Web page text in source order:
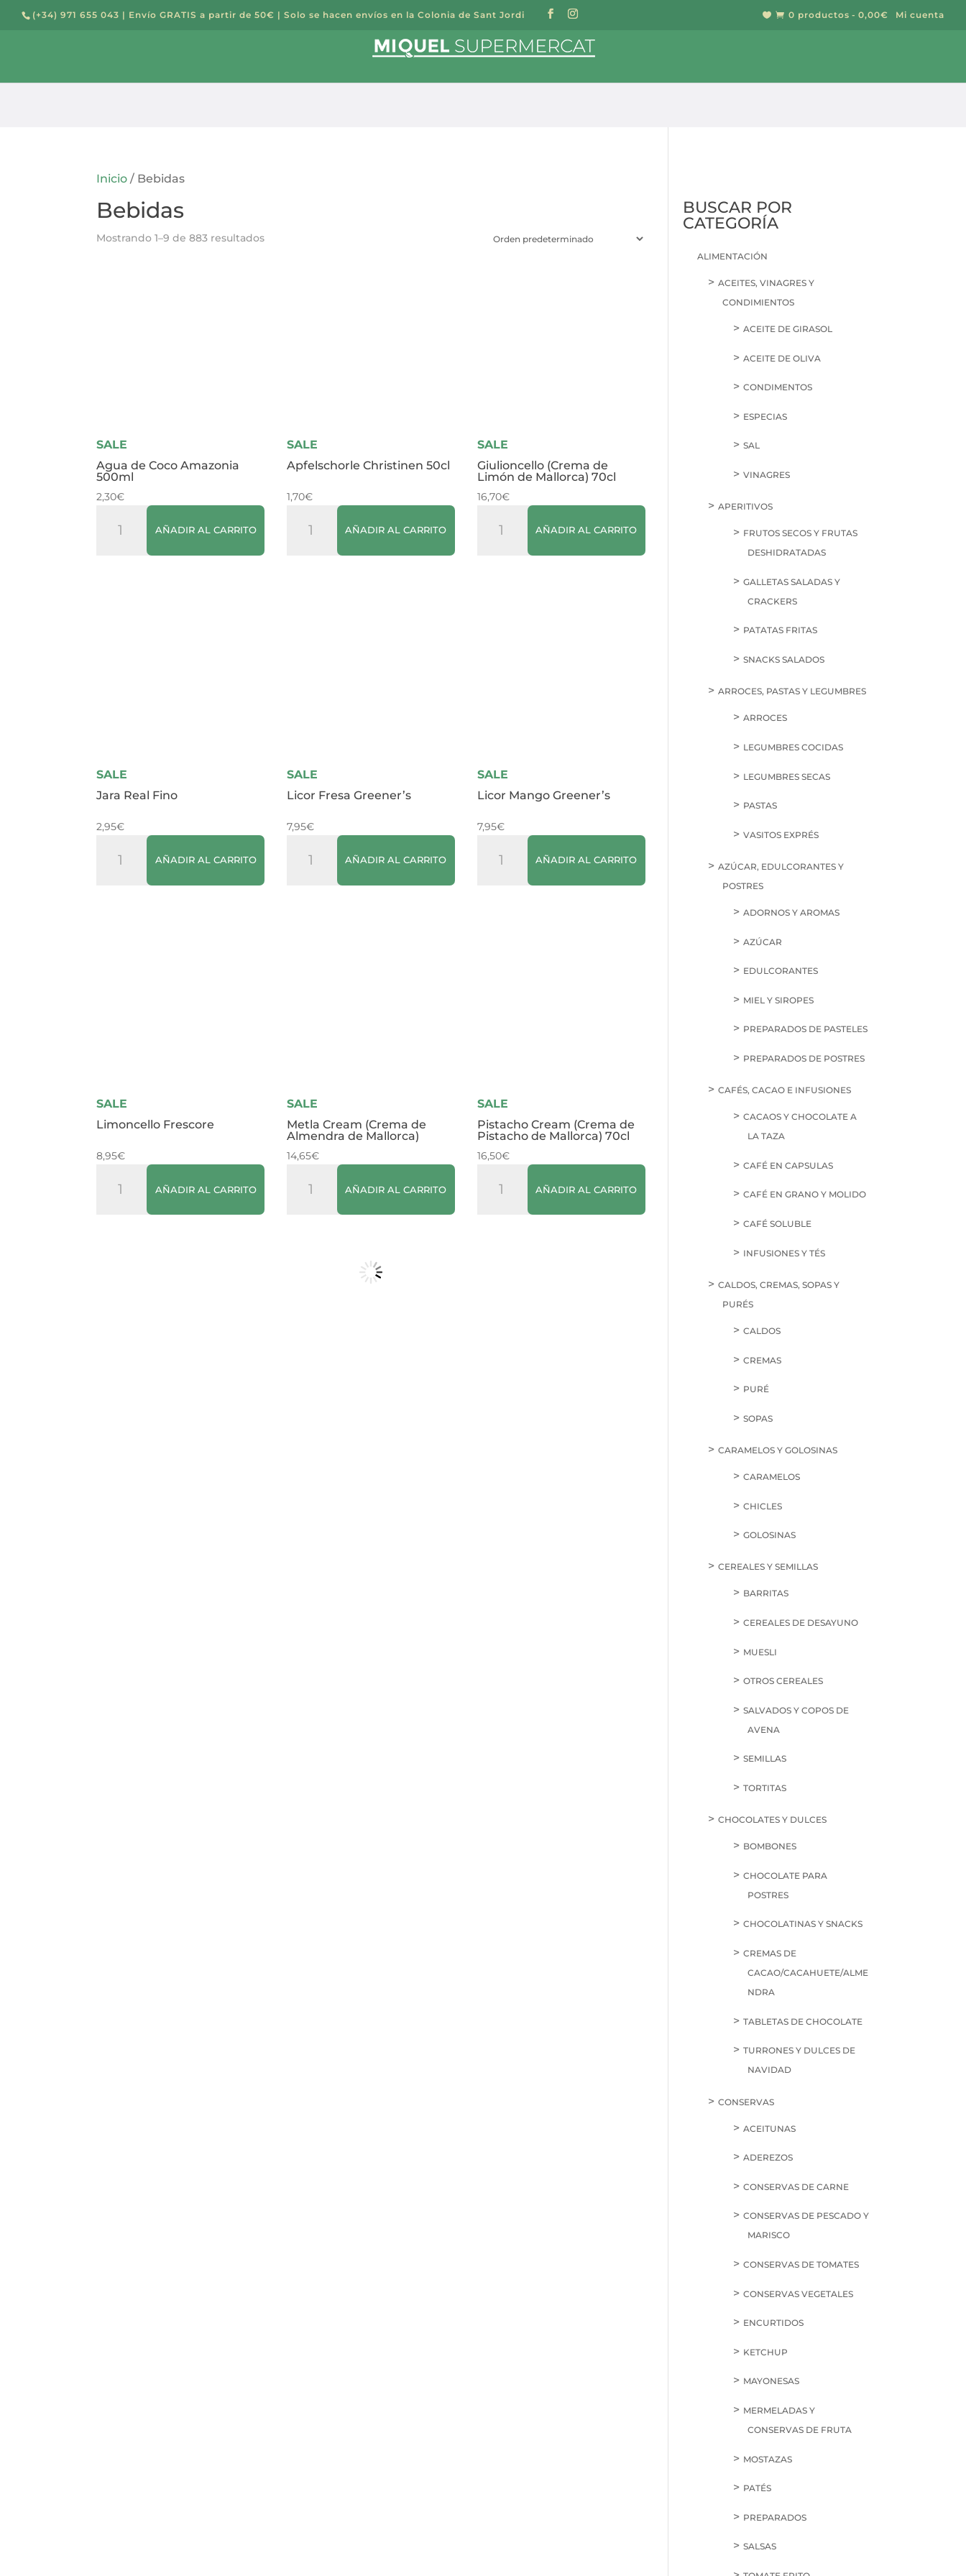
(+34) 971 655 043 | Envío GRATIS a partir de 50€ | Solo se hacen envíos en la Colonia de Sant Jordi Mi cuenta
  0 productos 0,00€
Inicio / Bebidas
Bebidas
Mostrando 1–9 de 883 resultados
SALE
Agua de Coco Amazonia
500ml
2,30€
AÑADIR AL CARRITO
SALE
Apfelschorle Christinen 50cl
1,70€
Apfelschorle
ChristinenAÑADIR AL CARRITO
SALE
Giulioncello (Crema de
Limón de Mallorca) 70cl
16,70€
Giulioncello
(Crema
AÑADIR AL CARRITO
SALE
Jara Real Fino
2,95€
Real
AÑADIR AL CARRITO
SALE
Licor Fresa Greener’s
7,95€
Fresa
Greener's
AÑADIR AL CARRITO
SALE
Licor Mango Greener’s
7,95€
Mango
Greener's
AÑADIR AL CARRITO
SALE
Limoncello Frescore
8,95€
Frescore
cantidad
AÑADIR AL CARRITO
SALE
Metla Cream (Crema de
Almendra de Mallorca)
14,65€
Cream
AÑADIR AL CARRITO
SALE
Pistacho Cream (Crema de
Pistacho de Mallorca) 70cl
16,50€
Cream
AÑADIR AL CARRITO
BUSCAR POR
CATEGORÍA
ALIMENTACIÓN
ACEITES, VINAGRES Y
CONDIMIENTOS
ACEITE DE GIRASOL
ACEITE DE OLIVA
CONDIMENTOS
ESPECIAS
SAL
VINAGRES
APERITIVOS
FRUTOS SECOS Y FRUTAS
DESHIDRATADAS
GALLETAS SALADAS Y
CRACKERS
PATATAS FRITAS
SNACKS SALADOS
ARROCES, PASTAS Y LEGUMBRES
ARROCES
LEGUMBRES COCIDAS
LEGUMBRES SECAS
PASTAS
VASITOS EXPRÉS
AZÚCAR, EDULCORANTES Y
POSTRES
ADORNOS Y AROMAS
AZÚCAR
EDULCORANTES
MIEL Y SIROPES
PREPARADOS DE PASTELES
PREPARADOS DE POSTRES
CAFÉS, CACAO E INFUSIONES
CACAOS Y CHOCOLATE A
LA TAZA
CAFÉ EN CAPSULAS
CAFÉ EN GRANO Y MOLIDO
CAFÉ SOLUBLE
INFUSIONES Y TÉS
CALDOS, CREMAS, SOPAS Y
PURÉS
CALDOS
CREMAS
PURÉ
SOPAS
CARAMELOS Y GOLOSINAS
CARAMELOS
CHICLES
GOLOSINAS
CEREALES Y SEMILLAS
BARRITAS
CEREALES DE DESAYUNO
MUESLI
OTROS CEREALES
SALVADOS Y COPOS DE
AVENA
SEMILLAS
TORTITAS
CHOCOLATES Y DULCES
BOMBONES
CHOCOLATE PARA
POSTRES
CHOCOLATINAS Y SNACKS
CREMAS DE
CACAO/CACAHUETE/ALME
NDRA
TABLETAS DE CHOCOLATE
TURRONES Y DULCES DE
NAVIDAD
CONSERVAS
ACEITUNAS
ADEREZOS
CONSERVAS DE CARNE
CONSERVAS DE PESCADO Y
MARISCO
CONSERVAS DE TOMATES
CONSERVAS VEGETALES
ENCURTIDOS
KETCHUP
MAYONESAS
MERMELADAS Y
CONSERVAS DE FRUTA
MOSTAZAS
PATÉS
PREPARADOS
SALSAS